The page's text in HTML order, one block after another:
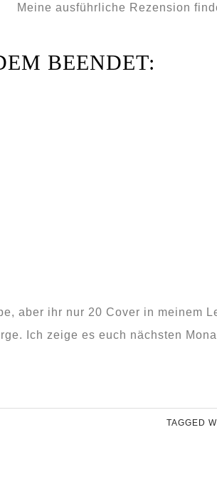
Meine ausführliche Rezension
BEENDET:
aber ihr nur 20 Cover in meinem
Ich zeige es euch nächsten
TAGGED